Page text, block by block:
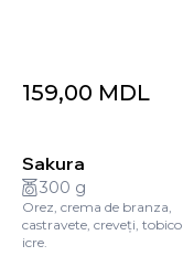
159,00 MDL
Sakura
300 g
Orez, crema de branza,
castravete, creveți, tobico
icre.